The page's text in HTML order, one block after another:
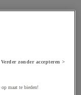
Verder zonder accepteren >
maat te bieden!